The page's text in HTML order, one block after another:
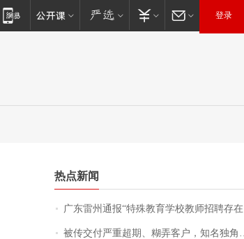
登录
热点新闻
广东雷州通报“特殊教育学校教师招聘存在违规行为”：已启动问责程序 副校长被停职
被传交付严重超期、糊弄客户，知名独角兽车企创始人回应：都没证据，将依法采取措施，“本人长期与美国交管局保持沟通，对方表示肯定”